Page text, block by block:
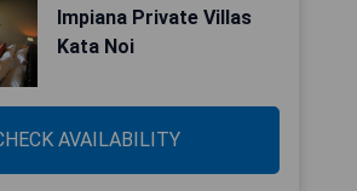
Impiana Private Villas
Kata Noi
AVAILABILITY